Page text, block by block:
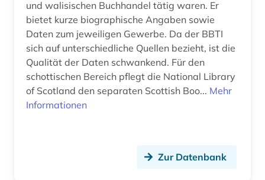
und walisischen Buchhandel tätig waren. Er
bietet kurze biographische Angaben sowie
Daten zum jeweiligen Gewerbe. Da der BBTI
sich auf unterschiedliche Quellen bezieht, ist die
Qualität der Daten schwankend. Für den
schottischen Bereich pflegt die National Library
of Scotland den separaten Scottish Boo... Mehr
Informationen
Zur Datenbank